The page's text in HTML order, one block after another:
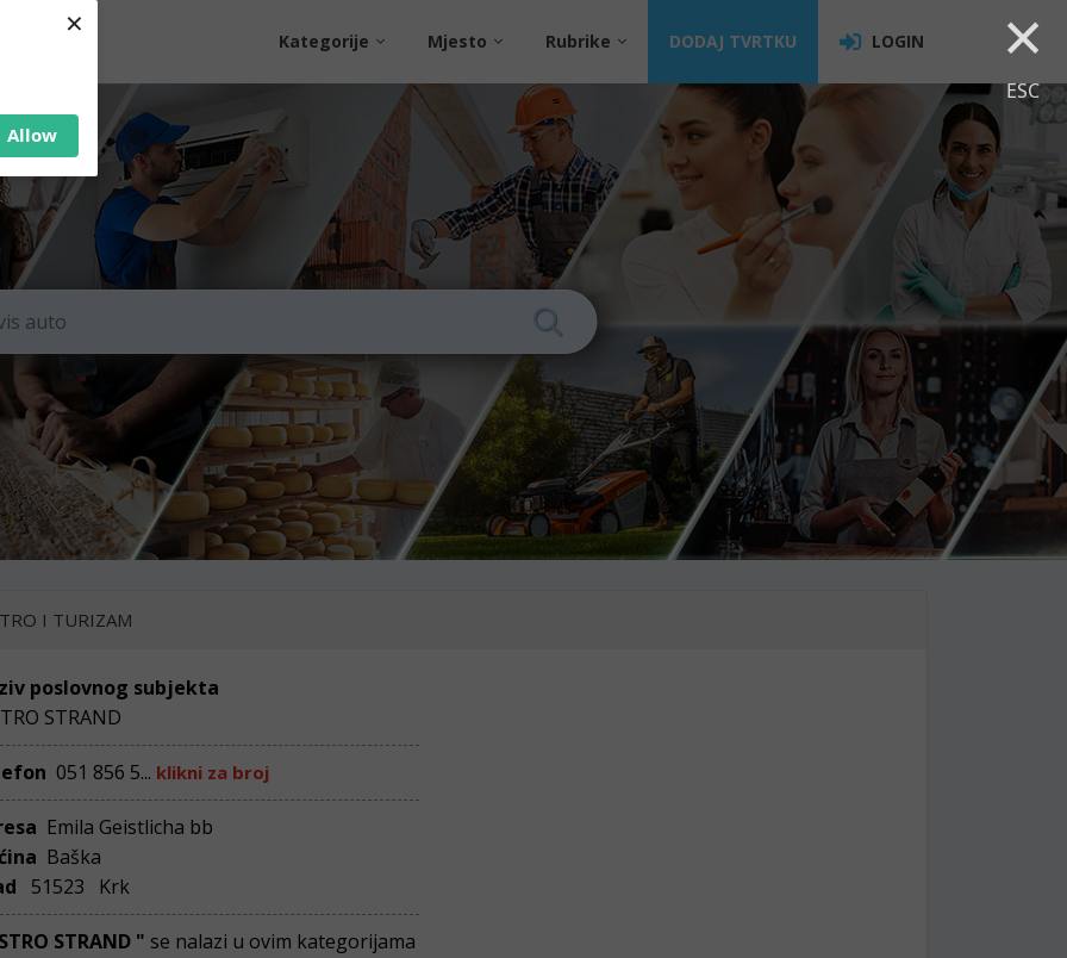
Allow
× ×
ESC
Kategorije Mjesto Rubrike DODAJ TVRTKU LOGIN
I TURIZAM
poslovnog subjekta
STRAND
051 856 5... klikni za broj
Emila Geistlicha bb
Baška
51523 Krk
STRAND " se nalazi u ovim kategorijama